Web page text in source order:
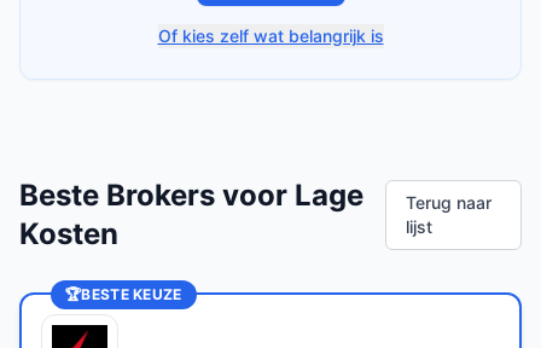
Of kies zelf wat belangrijk is
Beste Brokers voor Lage
Kosten
Terug naar
lijst
🏆BESTE KEUZE